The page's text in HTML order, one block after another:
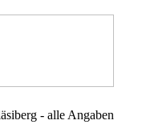
- alle Angaben